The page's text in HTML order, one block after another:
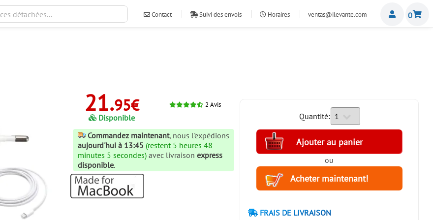
Contact Suivi des envois Horaires ventas@ilevante.com 0
21.95€
Disponible
2 Avis
Commandez maintenant, nous l'expédions
aujourd'hui à 13:45 (restent 5 heures 48
minutes 5 secondes) avec livraisonexpress
disponible.
Quantité:
ou
FRAIS DE LIVRAISON